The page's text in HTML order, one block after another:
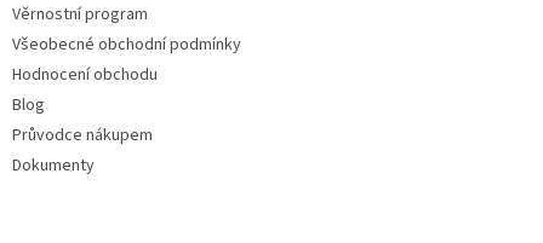
Věrnostní program
Všeobecné obchodní podmínky
Hodnocení obchodu
Blog
Průvodce nákupem
Dokumenty